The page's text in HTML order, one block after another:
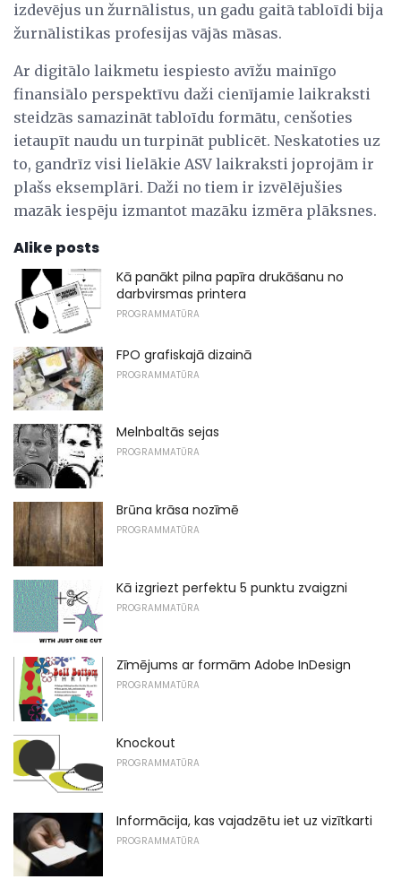
izdevējus un žurnālistus, un gadu gaitā tabloīdi bija
žurnālistikas profesijas vājās māsas.
Ar digitālo laikmetu iespiesto avīžu mainīgo
finansiālo perspektīvu daži cienījamie laikraksti
steidzās samazināt tabloīdu formātu, cenšoties
ietaupīt naudu un turpināt publicēt. Neskatoties uz
to, gandrīz visi lielākie ASV laikraksti joprojām ir
plašs eksemplāri. Daži no tiem ir izvēlējušies
mazāk iespēju izmantot mazāku izmēra plāksnes.
Alike posts
Kā panākt pilna papīra drukāšanu no
darbvirsmas printera
PROGRAMMATŪRA
FPO grafiskajā dizainā
PROGRAMMATŪRA
Melnbaltās sejas
PROGRAMMATŪRA
Brūna krāsa nozīmē
PROGRAMMATŪRA
Kā izgriezt perfektu 5 punktu zvaigzni
PROGRAMMATŪRA
Zīmējums ar formām Adobe InDesign
PROGRAMMATŪRA
Knockout
PROGRAMMATŪRA
Informācija, kas vajadzētu iet uz vizītkarti
PROGRAMMATŪRA